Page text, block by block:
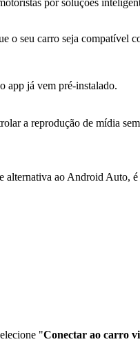
por soluções
o seu carro seja compatível
app já vem pré-instalado.
a reprodução de mídia
alternativa ao Android Auto,
"Conectar ao carro